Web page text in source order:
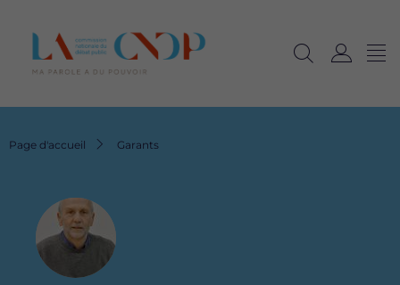
recherche
n
Fil
Page d'accueil Garants
Image